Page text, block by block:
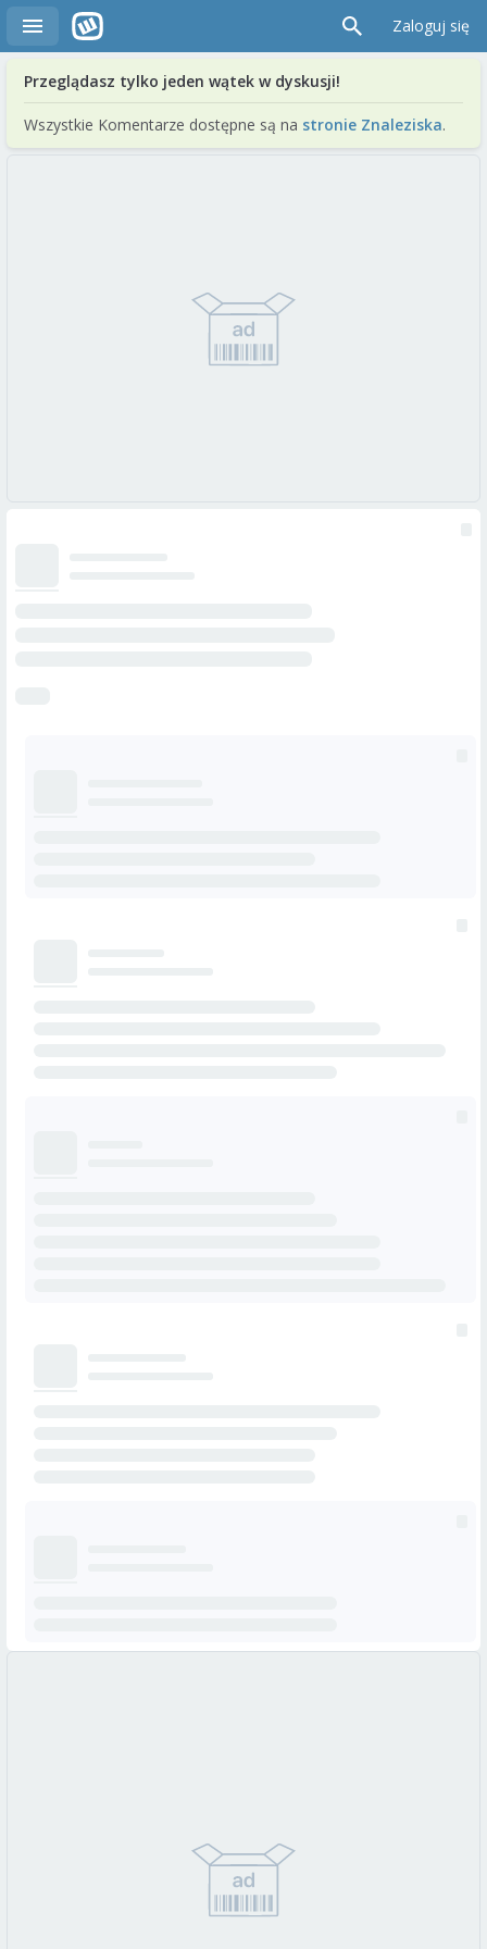
Zaloguj się
Przeglądasz tylko jeden wątek w dyskusji!
Wszystkie Komentarze dostępne są na stronie Znaleziska.